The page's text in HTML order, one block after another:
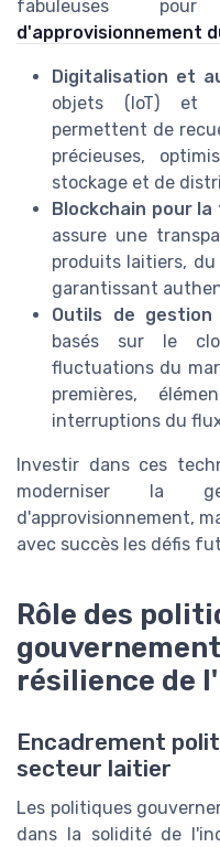
fabuleuses
d'approvisionnement
Digitalisation et
objets (IoT) et
permettent de
précieuses,
stockage et de
Blockchain pour
assure une
produits laitiers,
garantissant
Outils de gestion
basés sur le
fluctuations du
premières,
interruptions du
Investir dans ces
moderniser la
d'approvisionnement,
avec succès les défis
Rôle des
résilience de
Encadrement
secteur laitier
Les politiques
dans la solidité de